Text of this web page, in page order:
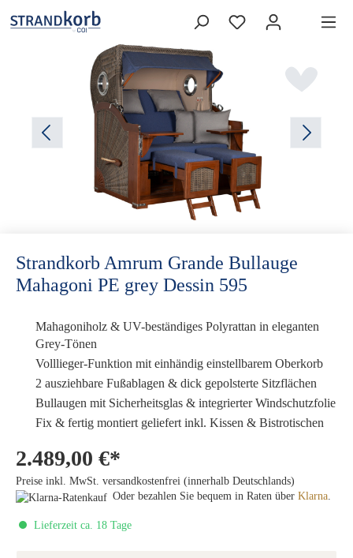
Strandkorb Amrum Grande Bullauge
Mahagoni PE grey Dessin 595
Mahagoniholz & UV-beständiges Polyrattan in eleganten
Grey-Tönen
Volllieger-Funktion mit einhändig einstellbarem Oberkorb
2 ausziehbare Fußablagen & dick gepolsterte Sitzflächen
Bullaugen mit Sicherheitsglas & integrierter Windschutzfolie
Fix & fertig montiert geliefert inkl. Kissen & Bistrotischen
2.489,00 €*
Preise inkl. MwSt. versandkostenfrei (innerhalb Deutschlands)
Oder bezahlen Sie bequem in Raten über Klarna.
Lieferzeit ca. 18 Tage